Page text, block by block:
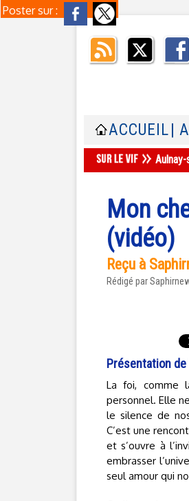
Poster sur :
ACCUEIL |
Mon
(vidéo)
Reçu à
Rédigé par
Présentation
La foi, comme
personnel. Elle
le silence de
C’est une
et s’ouvre à
embrasser
seul amour qui